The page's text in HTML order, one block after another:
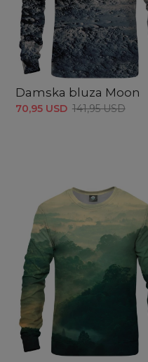
Damska bluza Moon
70,95 USD 141,95 USD